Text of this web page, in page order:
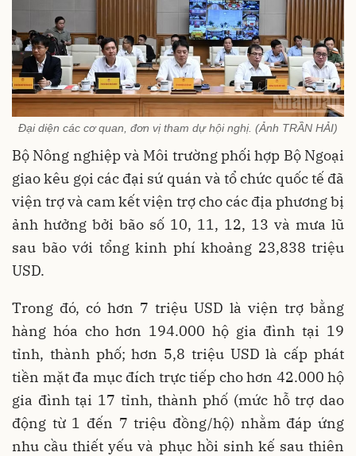
Đại diện các cơ quan, đơn vị tham dự hội nghị. (Ảnh TRẦN HẢI)
Bộ Nông nghiệp và Môi trường phối hợp Bộ Ngoại
giao kêu gọi các đại sứ quán và tổ chức quốc tế đã
viện trợ và cam kết viện trợ cho các địa phương bị
ảnh hưởng bởi bão số 10, 11, 12, 13 và mưa lũ
sau bão với tổng kinh phí khoảng 23,838 triệu
USD.
Trong đó, có hơn 7 triệu USD là viện trợ bằng
hàng hóa cho hơn 194.000 hộ gia đình tại 19
tỉnh, thành phố; hơn 5,8 triệu USD là cấp phát
tiền mặt đa mục đích trực tiếp cho hơn 42.000 hộ
gia đình tại 17 tỉnh, thành phố (mức hỗ trợ dao
động từ 1 đến 7 triệu đồng/hộ) nhằm đáp ứng
nhu cầu thiết yếu và phục hồi sinh kế sau thiên